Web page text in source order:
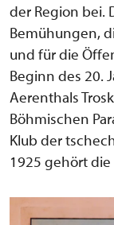
der Region bei.
Bemühungen,
und für die
Beginn des 20.
Aerenthals
Böhmischen
Klub der
1925 gehört die